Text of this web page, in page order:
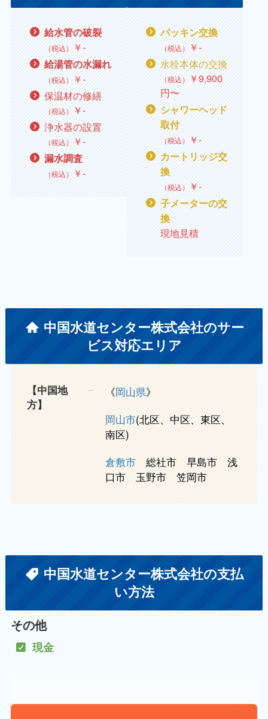
給水管の破裂
（税込） ￥‐
給湯管の水漏れ
（税込） ￥‐
保温材の修繕
（税込） ￥‐
浄水器の設置
（税込） ￥‐
漏水調査
（税込） ￥‐
パッキン交換
（税込） ￥‐
水栓本体の交換
（税込）
￥9,900
円〜
シャワーヘッド
取付
（税込） ￥‐
カートリッジ交
換
（税込） ￥‐
子メーターの交
換
現地見積
中国水道センター株式会社のサー
ビス対応エリア
【中国地
方】
《岡山県》
岡山市(北区、中区、東区、
南区)
倉敷市総社市 早島市 浅
口市 玉野市 笠岡市
中国水道センター株式会社の支払
い方法
その他
現金